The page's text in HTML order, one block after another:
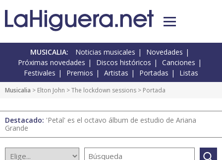
MUSICALIA: Noticias musicales
Novedades
Próximas novedades
Discos históricos
Canciones
Festivales
Premios Artistas Portadas Listas
Musicalia > Elton John >The lockdown sessions > Portada
Destacado: 'Petal' es el octavo álbum de estudio de Ariana
Grande